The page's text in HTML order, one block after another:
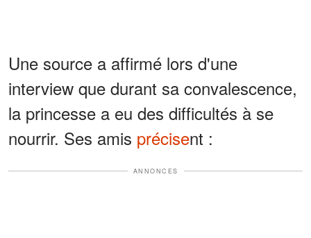
Une source a affirmé lors d'une
interview que durant sa convalescence,
la princesse a eu des difficultés à se
nourrir. Ses amis précisent :
ANNONCES